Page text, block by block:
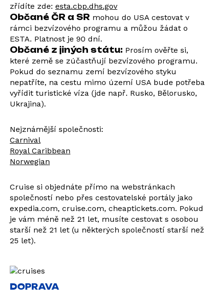
zřídíte zde: esta.cbp.dhs.gov
Občané ČR a SR mohou do USA cestovat v
rámci bezvízového programu a můžou žádat o
ESTA. Platnost je 90 dní.
Občané z jiných státu: Prosím ověřte si,
které země se zúčastňují bezvízového programu.
Pokud do seznamu zemí bezvízového styku
nepatříte, na cestu mimo území USA bude potřeba
vyřídit turistické víza (jde např. Rusko, Bělorusko,
Ukrajina).
Nejznámější společnosti:
Carnival
Royal Caribbean
Norwegian
Cruise si objednáte přímo na webstránkach
společností nebo přes cestovatelské portály jako
expedia.com, cruise.com, cheaptickets.com. Pokud
je vám méně než 21 let, musíte cestovat s osobou
starší než 21 let (u některých společností starší než
25 let).
DOPRAVA